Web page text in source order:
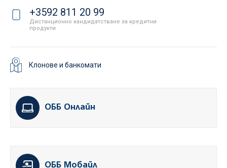
+3592 811 20 99
Дистанционно кандидатстване за кредитни
продукти
Клонове и банкомати
ОББ Онлайн
ОББ Мобайл